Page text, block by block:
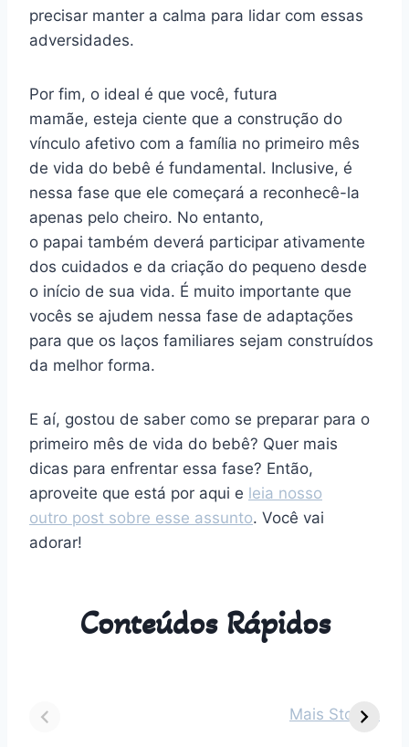
precisar manter a calma para lidar com essas
adversidades.
Por fim, o ideal é que você, futura
mamãe, esteja ciente que a construção do
vínculo afetivo com a família no primeiro mês
de vida do bebê é fundamental. Inclusive, é
nessa fase que ele começará a reconhecê-la
apenas pelo cheiro. No entanto,
o papai também deverá participar ativamente
dos cuidados e da criação do pequeno desde
o início de sua vida. É muito importante que
vocês se ajudem nessa fase de adaptações
para que os laços familiares sejam construídos
da melhor forma.
E aí, gostou de saber como se preparar para o
primeiro mês de vida do bebê? Quer mais
dicas para enfrentar essa fase? Então,
aproveite que está por aqui e leia nosso
outro post sobre esse assunto. Você vai
adorar!
Conteúdos Rápidos
Mais Stories
seu bebê de 2
sobre Parto